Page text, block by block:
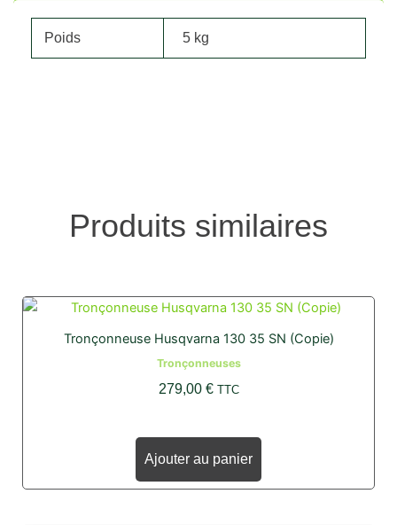
Poids 5 kg
Produits similaires
Tronçonneuse Husqvarna 130 35 SN (Copie)
Tronçonneuses
279,00 € TTC
Ajouter au panier